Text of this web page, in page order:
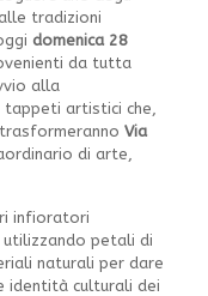
tradizioni
domenica 28
da tutta
alla
artistici che,
Via
di arte,
infioratori
utilizzando petali di
naturali per dare
identità culturali dei